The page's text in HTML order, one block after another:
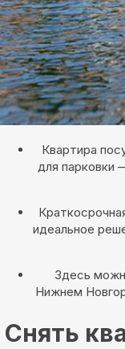
Квартира
для парковки
идеальное
Здесь
Нижнем
Снять